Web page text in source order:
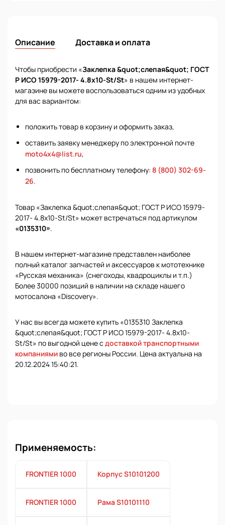
Описание Доставка и оплата
Чтобы приобрести «Заклепка &quot;слепая&quot; ГОСТ
Р ИСО 15979-2017- 4.8х10-St/St» в нашем интернет-
магазине вы можете воспользоваться одним из удобных
для вас вариантом:
положить товар в корзину и оформить заказ,
оставить заявку менеджеру по электронной почте
moto4x4@list.ru,
позвонить по бесплатному телефону: 8 (800) 302-69-
26.
Товар «Заклепка &quot;слепая&quot; ГОСТ Р ИСО 15979-
2017- 4.8х10-St/St» может встречаться под артикулом
«0135310».
В нашем интернет-магазине представлен наиболее
полный каталог запчастей и аксессуаров к мототехнике
«Русская механика» (снегоходы, квадроциклы и т.п.)
Более 30000 позиций в наличии на складе нашего
мотосалона «Discovery».
У нас вы всегда можете купить «0135310 Заклепка
&quot;слепая&quot; ГОСТ Р ИСО 15979-2017- 4.8х10-
St/St» по выгодной цене с доставкой транспортными
компаниями во все регионы России. Цена актуальна на
20.12.2024 15:40:21.
Применяемость:
FRONTIER 1000 Корпус S10101200
FRONTIER 1000 Рама S10101110